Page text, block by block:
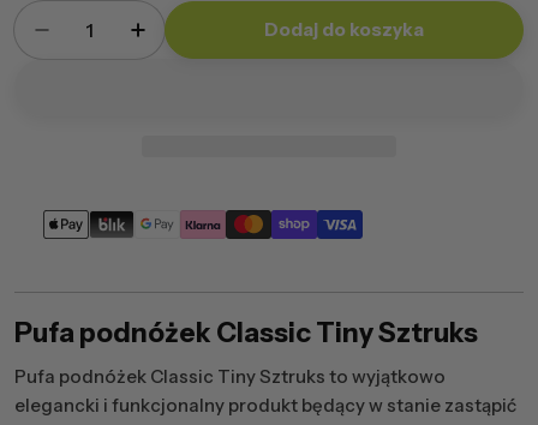
Ilość
Zmniejsz ilość dla Pufa Podnóżek Classic Tiny
Zwiększ ilość dla Pufa Podnóżek
Dodaj do koszyka
Metody
Pufa podnóżek Classic Tiny Sztruks
Pufa podnóżek Classic Tiny Sztruks to wyjątkowo
elegancki i funkcjonalny produkt będący w stanie zastąpić